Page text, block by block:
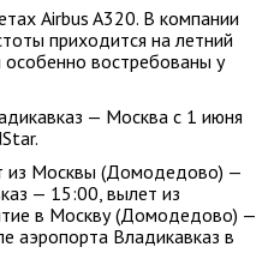
Airbus A320. В компании
приходится на летний
особенно востребованы у
— Москва с 1 июня
из Москвы (Домодедово) —
— 15:00, вылет из
в Москву (Домодедово) —
аэропорта Владикавказ в